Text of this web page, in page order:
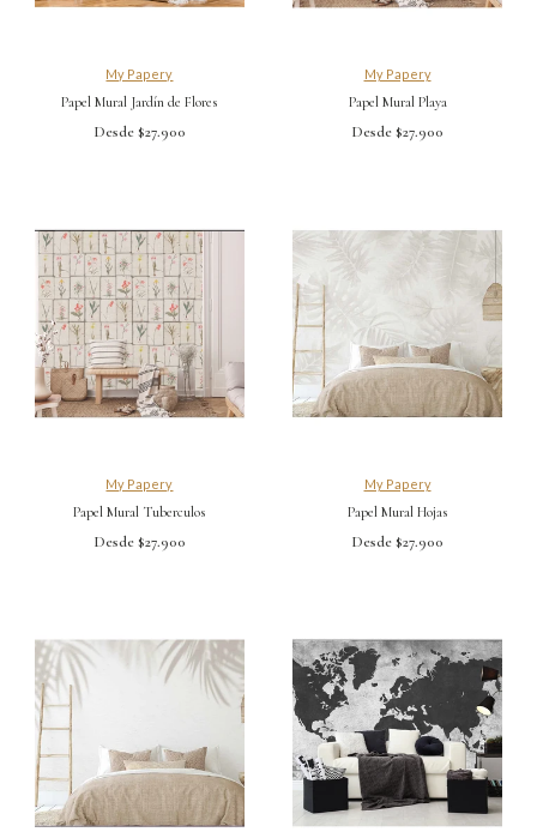
My Papery
Papel Mural Jardín de Flores
Desde $27.900
My Papery
Papel Mural Playa
Desde $27.900
My Papery
Papel Mural Tuberculos
Desde $27.900
My Papery
Papel Mural Hojas
Desde $27.900